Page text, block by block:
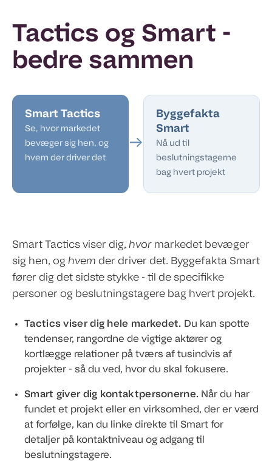
Tactics og Smart -
bedre sammen
Smart Tactics
Se, hvor markedet
bevæger sig hen, og
hvem der driver det
→
Byggefakta
Smart
Nå ud til
beslutningstagerne
bag hvert projekt
Smart Tactics viser dig, hvor markedet bevæger
sig hen, og hvem der driver det. Byggefakta Smart
fører dig det sidste stykke - til de specifikke
personer og beslutningstagere bag hvert projekt.
Tactics viser dig hele markedet. Du kan spotte
tendenser, rangordne de vigtige aktører og
kortlægge relationer på tværs af tusindvis af
projekter - så du ved, hvor du skal fokusere.
Smart giver dig kontaktpersonerne. Når du har
fundet et projekt eller en virksomhed, der er værd
at forfølge, kan du linke direkte til Smart for
detaljer på kontaktniveau og adgang til
beslutningstagere.